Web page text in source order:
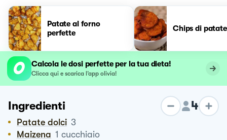
Patate al forno
perfette
Chips di
Calcola le dosi perfette per la tua dieta!
Clicca qui e scarica l’app olivia!
Ingredienti 4
Patate dolci 3
Maizena 1 cucchiaio